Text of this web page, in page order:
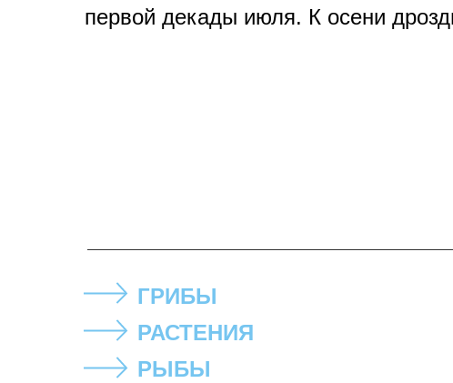
первой декады июля. К осени
ГРИБЫ
РАСТЕНИЯ
РЫБЫ